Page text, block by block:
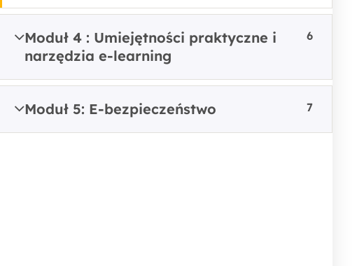
Moduł 4 : Umiejętności praktyczne i
narzędzia e-learning
6
Moduł 5: E-bezpieczeństwo 7